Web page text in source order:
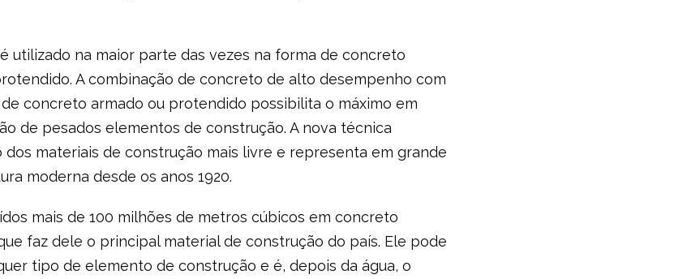
utilizado na maior parte das vezes na forma de concreto
A combinação de concreto de alto desempenho com
concreto armado ou protendido possibilita o máximo em
de pesados elementos de construção. A nova técnica
dos materiais de construção mais livre e representa em grande
moderna desde os anos 1920.
mais de 100 milhões de metros cúbicos em concreto
faz dele o principal material de construção do país. Ele pode
tipo de elemento de construção e é, depois da água, o